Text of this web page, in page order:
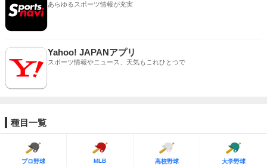
あらゆるスポーツ情報が充実
Yahoo! JAPANアプリ
スポーツ情報やニュース、天気もこれひとつで
種目一覧
プロ野球 MLB 高校野球 大学野球